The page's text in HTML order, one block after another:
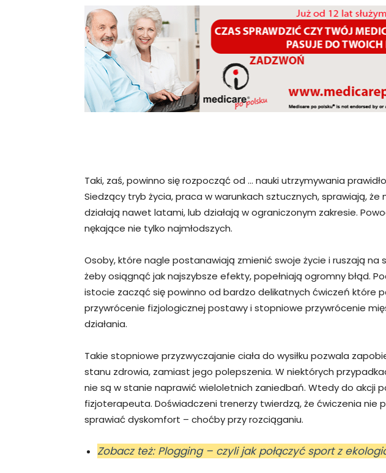
Taki, zaś, powinno się rozpocząć od … nauki utrzymywania
Siedzący tryb życia, praca w warunkach sztucznych, sprawiają, że
działają nawet latami, lub działają w ograniczonym zakresie.
nękające nie tylko najmłodszych.
Osoby, które nagle postanawiają zmienić swoje życie i ruszają na
żeby osiągnąć jak najszybsze efekty, popełniają ogromny błąd.
istocie zacząć się powinno od bardzo delikatnych ćwiczeń które
przywrócenie fizjologicznej postawy i stopniowe przywrócenie
działania.
Takie stopniowe przyzwyczajanie ciała do wysiłku pozwala
stanu zdrowia, zamiast jego polepszenia. W niektórych
nie są w stanie naprawić wieloletnich zaniedbań. Wtedy do akcji
fizjoterapeuta. Doświadczeni trenerzy twierdzą, że ćwiczenia nie
sprawiać dyskomfort – choćby przy rozciąganiu.
Zobacz też: Plogging – czyli jak połączyć sport z